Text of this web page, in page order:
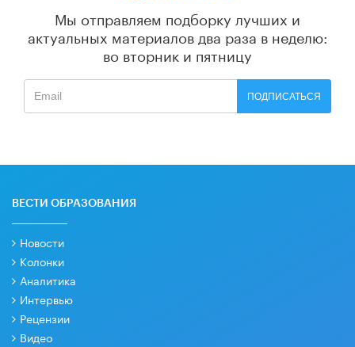
Мы отправляем подборку лучших и
актуальных материалов два раза в неделю:
во вторник и пятницу
ПОДПИСАТЬСЯ
ВЕСТИ ОБРАЗОВАНИЯ
Новости
Колонки
Аналитика
Интервью
Рецензии
Видео